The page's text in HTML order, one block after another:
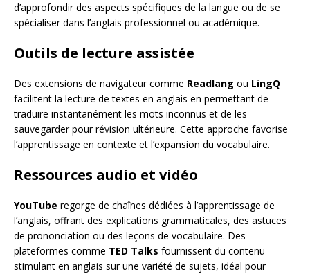
d’approfondir des aspects spécifiques de la langue ou de se
spécialiser dans l’anglais professionnel ou académique.
Outils de lecture assistée
Des extensions de navigateur comme Readlang ou LingQ
facilitent la lecture de textes en anglais en permettant de
traduire instantanément les mots inconnus et de les
sauvegarder pour révision ultérieure. Cette approche favorise
l’apprentissage en contexte et l’expansion du vocabulaire.
Ressources audio et vidéo
YouTube regorge de chaînes dédiées à l’apprentissage de
l’anglais, offrant des explications grammaticales, des astuces
de prononciation ou des leçons de vocabulaire. Des
plateformes comme TED Talks fournissent du contenu
stimulant en anglais sur une variété de sujets, idéal pour